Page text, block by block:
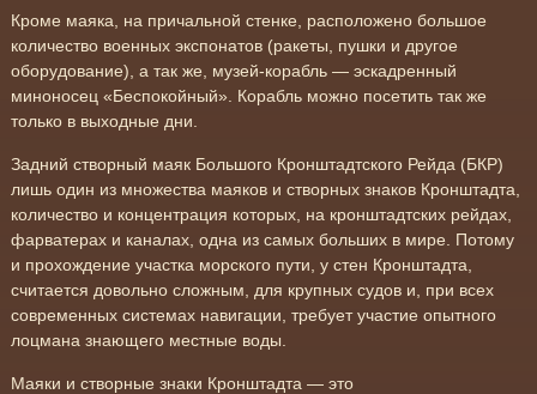
Кроме маяка, на причальной стенке, расположено большое
количество военных экспонатов (ракеты, пушки и другое
оборудование), а так же, музей-корабль — эскадренный
миноносец «Беспокойный». Корабль можно посетить так же
только в выходные дни.
Задний створный маяк Большого Кронштадтского Рейда (БКР)
лишь один из множества маяков и створных знаков Кронштадта,
количество и концентрация которых, на кронштадтских рейдах,
фарватерах и каналах, одна из самых больших в мире. Потому
и прохождение участка морского пути, у стен Кронштадта,
считается довольно сложным, для крупных судов и, при всех
современных системах навигации, требует участие опытного
лоцмана знающего местные воды.
Маяки и створные знаки Кронштадта — это